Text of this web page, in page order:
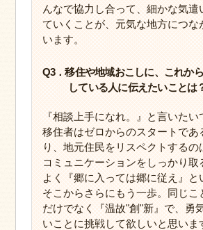
んなで協力し合って、細かな気遣
ていくことが、元気な地方につな
います。
Q3．移住や地域おこしに、これか
している人に伝えたいことは
『相談上手になれ。』と言いたい
移住者はゼロからのスタートであ
り、地元住民をリスペクトするの
コミュニケーションをしっかり取
よく『郷に入っては郷に従え』と
そこからさらにもう一歩。同じこ
だけでなく『温故"創"新』で、勇
いことに挑戦して欲しいと思い